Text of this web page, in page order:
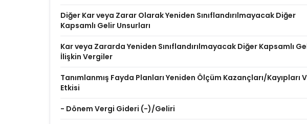
Diğer Kar veya Zarar Olarak Yeniden Sınıflandırılmayacak Diğer
Kapsamlı Gelir Unsurları
Kar veya Zararda Yeniden Sınıflandırılmayacak Diğer Kapsamlı
İlişkin Vergiler
Tanımlanmış Fayda Planları Yeniden Ölçüm Kazançları/Kayıpları
Etkisi
- Dönem Vergi Gideri (-)/Geliri